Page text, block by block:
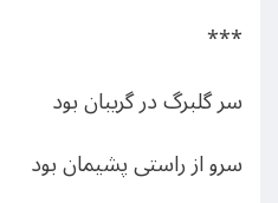
***
سر گلبرگ در گریبان بود
سرو از راستی پشیمان بود